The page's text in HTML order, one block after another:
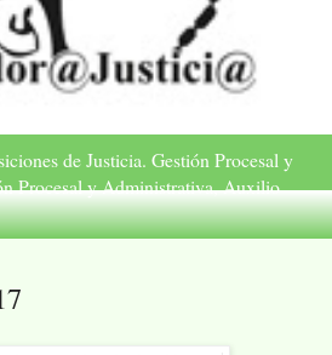
de Justicia. Gestión Procesal y
Procesal y Administrativa, Auxilio